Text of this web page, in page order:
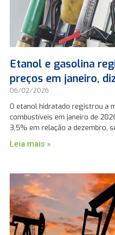
Etanol e gasolina
preços em janeiro,
06/02/2026
O etanol hidratado registrou a
combustíveis em janeiro de
3,5% em relação a dezembro,
Leia mais »